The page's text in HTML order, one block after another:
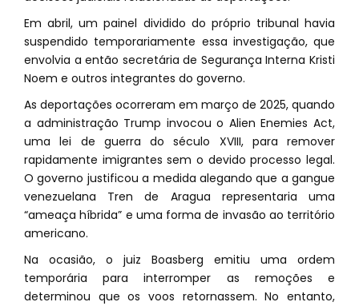
Em abril, um painel dividido do próprio tribunal havia
suspendido temporariamente essa investigação, que
envolvia a então secretária de Segurança Interna Kristi
Noem e outros integrantes do governo.
As deportações ocorreram em março de 2025, quando
a administração Trump invocou o Alien Enemies Act,
uma lei de guerra do século XVIII, para remover
rapidamente imigrantes sem o devido processo legal.
O governo justificou a medida alegando que a gangue
venezuelana Tren de Aragua representaria uma
“ameaça híbrida” e uma forma de invasão ao território
americano.
Na ocasião, o juiz Boasberg emitiu uma ordem
temporária para interromper as remoções e
determinou que os voos retornassem. No entanto,